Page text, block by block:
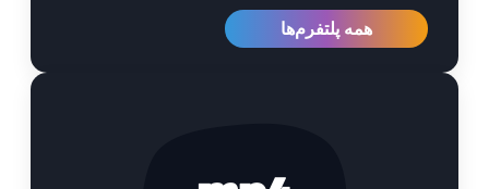
همه پلتفرم‌ها